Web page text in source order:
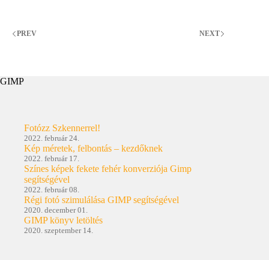
PREV NEXT
GIMP
Fotózz Szkennerrel!
2022. február 24.
Kép méretek, felbontás – kezdőknek
2022. február 17.
Színes képek fekete fehér konverziója Gimp
segítségével
2022. február 08.
Régi fotó szimulálása GIMP segítségével
2020. december 01.
GIMP könyv letöltés
2020. szeptember 14.